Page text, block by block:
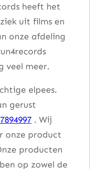
heeft het
uit films en
onze afdeling
veel meer.
elpees.
gerust
. Wij
onze product
producten
op zowel de